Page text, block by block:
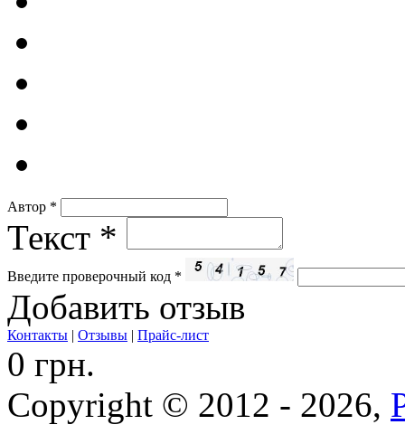
Автор *
Текст *
Введите проверочный код *
Добавить отзыв
Контакты | Отзывы | Прайс-лист
0 грн.
Copyright © 2012 - 2026,